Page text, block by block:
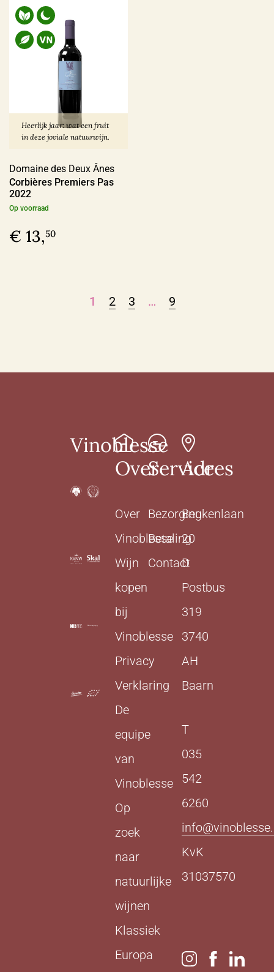
Heerlijk jaar: wat een fruit
in deze joviale natuurwijn.
Domaine des Deux Ânes
Corbières Premiers Pas
2022
Op voorraad
€ 13,50
1 2 3 … 9
Vinoblesse
Over
Over
Vinoblesse
Wijn
kopen
bij
Vinoblesse
Privacy
Verklaring
De
equipe
van
Vinoblesse
Op
zoek
naar
natuurlijke
wijnen
Klassiek
Europa
Service
Bezorging
Betaling
Contact
Adres
Beukenlaan
20
D
Postbus
319
3740
AH
Baarn
T
035
542
6260
KvK
31037570